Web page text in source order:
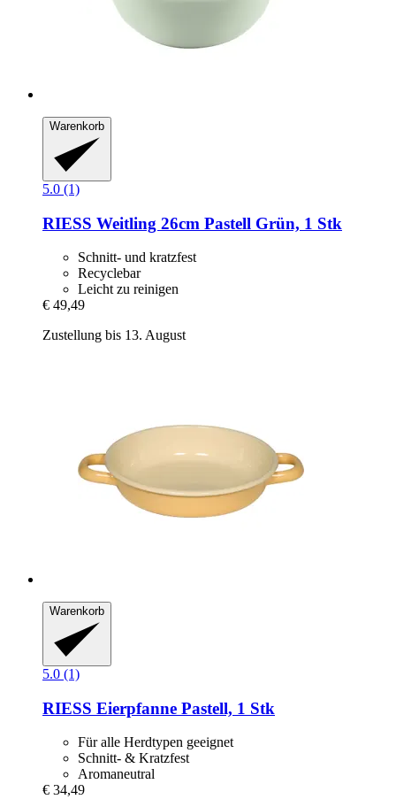
Warenkorb
5.0 (1)
RIESS Weitling 26cm Pastell Grün, 1 Stk
Schnitt- und kratzfest
Recyclebar
Leicht zu reinigen
€ 49,49
Zustellung bis 13. August
Warenkorb
5.0 (1)
RIESS Eierpfanne Pastell, 1 Stk
Für alle Herdtypen geeignet
Schnitt- & Kratzfest
Aromaneutral
€ 34,49